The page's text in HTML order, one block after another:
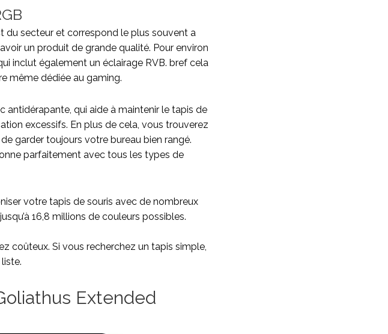
du secteur et correspond le plus souvent a
un produit de grande qualité. Pour environ
inclut également un éclairage RVB. bref cela
même dédiée au gaming.
antidérapante, qui aide à maintenir le tapis de
excessifs. En plus de cela, vous trouverez
garder toujours votre bureau bien rangé.
parfaitement avec tous les types de
votre tapis de souris avec de nombreux
16,8 millions de couleurs possibles.
coûteux. Si vous recherchez un tapis simple,
Extended